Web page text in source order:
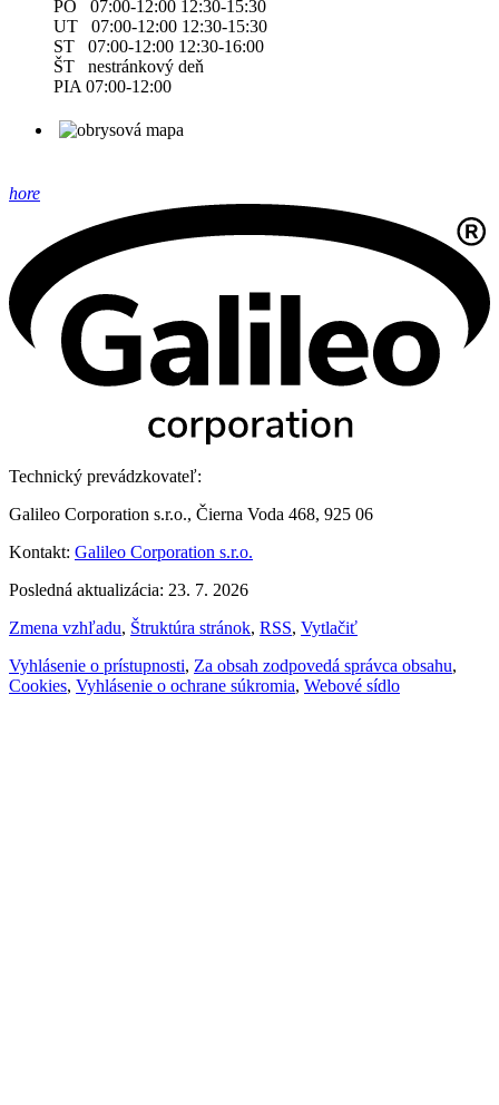
PO 07:00-12:00 12:30-15:30
UT 07:00-12:00 12:30-15:30
ST 07:00-12:00 12:30-16:00
ŠT nestránkový deň
PIA 07:00-12:00
hore
Technický prevádzkovateľ:
Galileo Corporation s.r.o., Čierna Voda 468, 925 06
Kontakt: Galileo Corporation s.r.o.
Posledná aktualizácia: 23. 7. 2026
Zmena vzhľadu, Štruktúra stránok, RSS, Vytlačiť
Vyhlásenie o prístupnosti, Za obsah zodpovedá správca obsahu,
Cookies, Vyhlásenie o ochrane súkromia, Webové sídlo